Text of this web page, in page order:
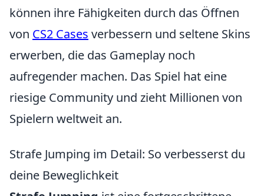
können ihre Fähigkeiten durch das Öffnen
von CS2 Cases verbessern und seltene Skins
erwerben, die das Gameplay noch
aufregender machen. Das Spiel hat eine
riesige Community und zieht Millionen von
Spielern weltweit an.
Strafe Jumping im Detail: So verbesserst du
deine Beweglichkeit